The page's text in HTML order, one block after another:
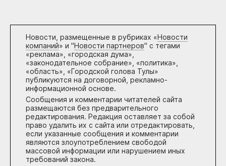
Новости, размещенные в рубриках «Новости
компаний» и "Новости партнеров" с тегами
«реклама», «городская дума»,
«законодательное собрание», «политика»,
«область», «Городской голова Тулы»
публикуются на договорной, рекламно-
информационной основе.
Сообщения и комментарии читателей сайта
размещаются без предварительного
редактирования. Редакция оставляет за собой
право удалить их с сайта или отредактировать,
если указанные сообщения и комментарии
являются злоупотреблением свободой
массовой информации или нарушением иных
требований закона.